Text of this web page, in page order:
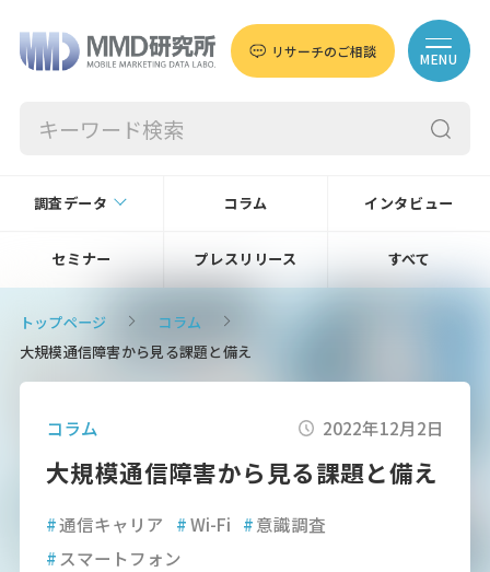
リサーチのご相談 MENU
調査データ コラム インタビュー
セミナー プレスリリース すべて
トップページ
コラム
大規模通信障害から見る課題と備え
コラム 2022年12月2日
大規模通信障害から見る課題と備え
#通信キャリア #Wi-Fi #意識調査
#スマートフォン